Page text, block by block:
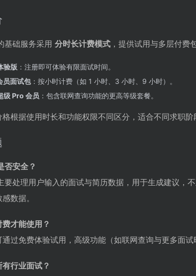
基础服务采用 分时长计费模式 ，提供试用与多层付费
验版 ：注册即可体验有限面试时间。
员面试包：按小时计费（如 1 小时、3 小时、9 小时）。
级 Pro 会员 ：包含联网查询功能的更高等级套餐。
根据使用时长和功能权限不同区分，适合不同求职阶
否安全？
要处理用户输入的面试与简历数据，用于生成建议，
数据。
才能使用？
过免费体验试用，高级功能（如联网查询与更多面试
行业面试？